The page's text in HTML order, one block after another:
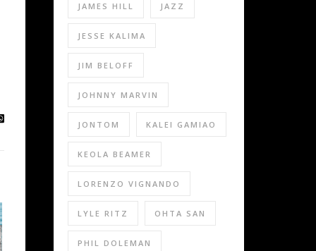
JAMES HILL JAZZ
JESSE KALIMA
JIM BELOFF
JOHNNY MARVIN
JONTOM KALEI GAMIAO
KEOLA BEAMER
LORENZO VIGNANDO
LYLE RITZ OHTA SAN
PHIL DOLEMAN